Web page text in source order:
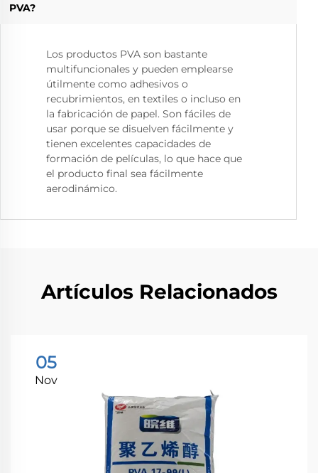
PVA?
Los productos PVA son bastante
multifuncionales y pueden emplearse
útilmente como adhesivos o
recubrimientos, en textiles o incluso en
la fabricación de papel. Son fáciles de
usar porque se disuelven fácilmente y
tienen excelentes capacidades de
formación de películas, lo que hace que
el producto final sea fácilmente
aerodinámico.
Artículos Relacionados
05
Nov